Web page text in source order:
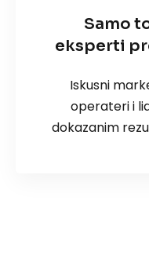
Samo
eksperti
Iskusni
operateri i
dokazanim